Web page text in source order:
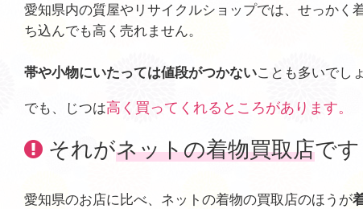
愛知県内の質屋やリサイクルショップでは、せっかく
ち込んでも高く売れません。
帯や小物にいたっては値段がつかないことも多いでし
でも、じつは高く買ってくれるところがあります。
それがネットの着物買取店です
愛知県のお店に比べ、ネットの着物の買取店のほうが